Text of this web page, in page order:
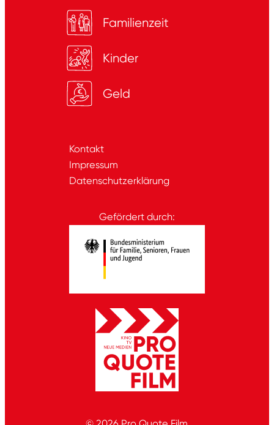
Familienzeit
Kinder
Geld
Kontakt
Impressum
Datenschutzerklärung
Gefördert durch: